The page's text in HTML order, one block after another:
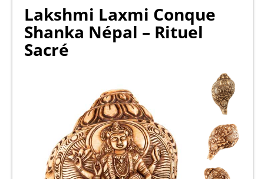
Lakshmi Laxmi Conque
Shanka Népal – Rituel
Sacré